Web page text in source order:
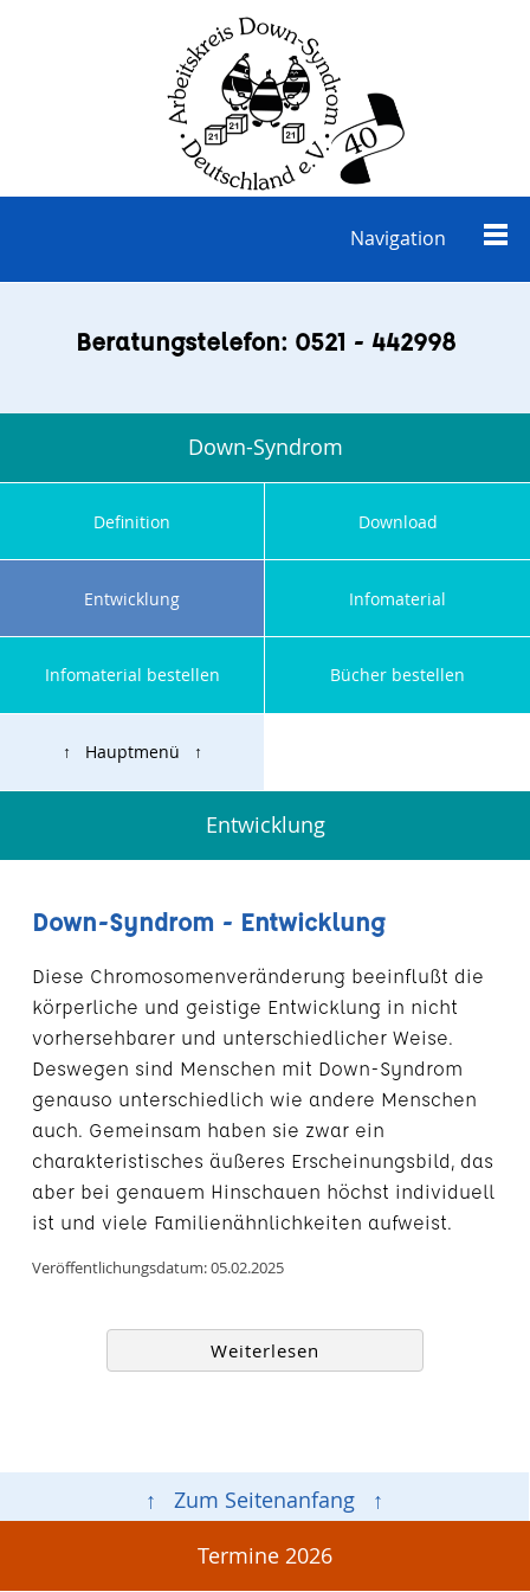
Navigation
Beratungstelefon: 0521 - 442998
Down-Syndrom
Definition Download
Entwicklung Infomaterial
Infomaterial bestellen Bücher bestellen
↑ Hauptmenü ↑
Entwicklung
Down-Syndrom - Entwicklung
Diese Chromosomenveränderung beeinflußt die
körperliche und geistige Entwicklung in nicht
vorhersehbarer und unterschiedlicher Weise.
Deswegen sind Menschen mit Down-Syndrom
genauso unterschiedlich wie andere Menschen
auch. Gemeinsam haben sie zwar ein
charakteristisches äußeres Erscheinungsbild, das
aber bei genauem Hinschauen höchst individuell
ist und viele Familienähnlichkeiten aufweist.
Veröffentlichungsdatum: 05.02.2025
Weiterlesen
↑ Zum Seitenanfang ↑
Termine 2026